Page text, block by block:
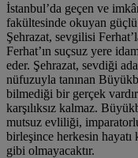
İstanbul’da geçen ve
fakültesinde okuyan
Şehrazat, sevgilisi
Ferhat’ın suçsuz yere
eder. Şehrazat, sevdiği
nüfuzuyla tanınan
bilmediği bir gerçek
karşılıksız kalmaz.
mutsuz evliliği,
birleşince herkesin
gibi olmayacaktır.